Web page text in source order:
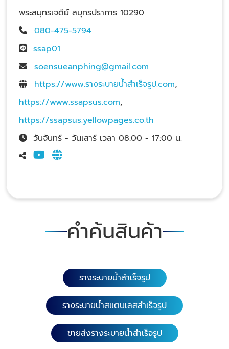
พระสมุทรเจดีย์ สมุทรปราการ 10290
080-475-5794
ssap01
soensueanphing@gmail.com
https://www.รางระบายน้ําสําเร็จรูป.com,
https://www.ssapsus.com,
https://ssapsus.yellowpages.co.th
วันจันทร์ - วันเสาร์ เวลา 08:00 - 17:00 น.
คำค้นสินค้า
รางระบายน้ำสำเร็จรูป
รางระบายน้ำสแตนเลสสำเร็จรูป
ขายส่งรางระบายน้ำสำเร็จรูป